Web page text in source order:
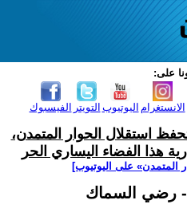
على:
الفيسبوك التويتر اليوتيوب الانستغرام
استقلال الحوار المتمدن،
هذا الفضاء اليساري الحر
المتمدن» على اليوتيوب]
- رضي السماك